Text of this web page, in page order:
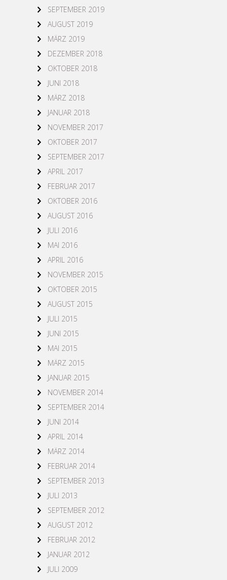
SEPTEMBER 2019
AUGUST 2019
MÄRZ 2019
DEZEMBER 2018
OKTOBER 2018
JUNI 2018
MÄRZ 2018
JANUAR 2018
NOVEMBER 2017
OKTOBER 2017
SEPTEMBER 2017
APRIL 2017
FEBRUAR 2017
OKTOBER 2016
AUGUST 2016
JULI 2016
MAI 2016
APRIL 2016
NOVEMBER 2015
OKTOBER 2015
AUGUST 2015
JULI 2015
JUNI 2015
MAI 2015
MÄRZ 2015
JANUAR 2015
NOVEMBER 2014
SEPTEMBER 2014
JUNI 2014
APRIL 2014
MÄRZ 2014
FEBRUAR 2014
SEPTEMBER 2013
JULI 2013
SEPTEMBER 2012
AUGUST 2012
FEBRUAR 2012
JANUAR 2012
JULI 2009